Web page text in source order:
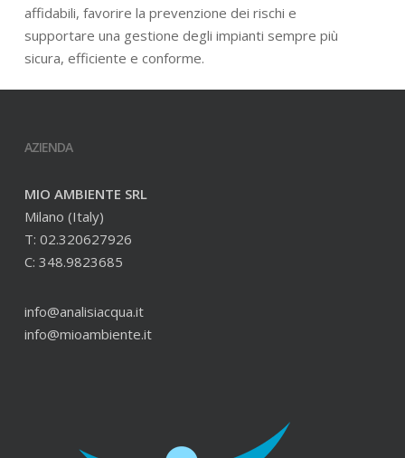
affidabili, favorire la prevenzione dei rischi e
supportare una gestione degli impianti sempre più
sicura, efficiente e conforme.
AZIENDA
MIO AMBIENTE SRL
Milano (Italy)
T: 02.320627926
C: 348.9823685
info@analisiacqua.it
info@mioambiente.it